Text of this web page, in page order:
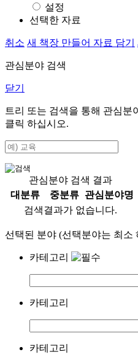
설정
선택한 자료
취소 새 책장 만들어 자료 담기
관심분야 검색
닫기
트리 또는 검색을 통해 관심분
클릭 하십시오.
관심분야 검색 결과
대분류
중분류
관심분야명
검색결과가 없습니다.
선택된 분야 (선택분야는 최소
카테고리
카테고리
카테고리